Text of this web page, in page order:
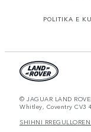
POLITIKA E
© JAGUAR LAND
Whitley, Coventry CV3
SHIHNI